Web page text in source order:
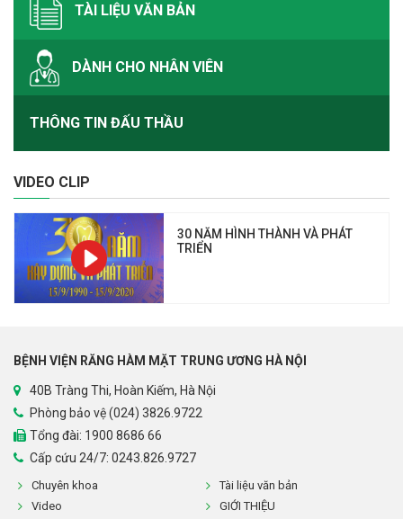
TÀI LIỆU VĂN BẢN
DÀNH CHO NHÂN VIÊN
THÔNG TIN ĐẤU THẦU
VIDEO CLIP
30 NĂM HÌNH THÀNH VÀ PHÁT
TRIỂN
BỆNH VIỆN RĂNG HÀM MẶT TRUNG ƯƠNG HÀ NỘI
40B Tràng Thi, Hoàn Kiếm, Hà Nội
Phòng bảo vệ (024) 3826.9722
Tổng đài: 1900 8686 66
Cấp cứu 24/7: 0243.826.9727
Chuyên khoa
Tài liệu văn bản
Video
GIỚI THIỆU